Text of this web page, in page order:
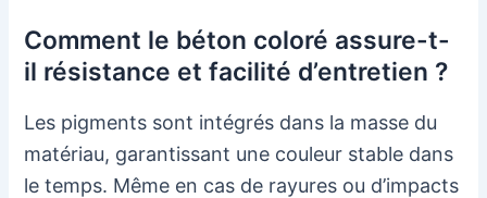
Comment le béton coloré assure-t-
il résistance et facilité d’entretien ?
Les pigments sont intégrés dans la masse du
matériau, garantissant une couleur stable dans
le temps. Même en cas de rayures ou d’impacts